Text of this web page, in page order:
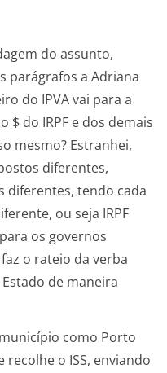
do assunto,
parágrafos a Adriana
do IPVA vai para a
$ do IRPF e dos demais
mesmo? Estranhei,
diferentes,
diferentes, tendo cada
ou seja IRPF
os governos
o rateio da verba
de maneira
como Porto
o ISS, enviando